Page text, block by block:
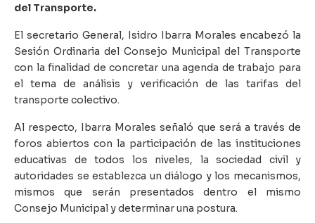
del Transporte.
El secretario General, Isidro Ibarra Morales encabezó la
Sesión Ordinaria del Consejo Municipal del Transporte
con la finalidad de concretar una agenda de trabajo para
el tema de análisis y verificación de las tarifas del
transporte colectivo.
Al respecto, Ibarra Morales señaló que será a través de
foros abiertos con la participación de las instituciones
educativas de todos los niveles, la sociedad civil y
autoridades se establezca un diálogo y los mecanismos,
mismos que serán presentados dentro el mismo
Consejo Municipal y determinar una postura.